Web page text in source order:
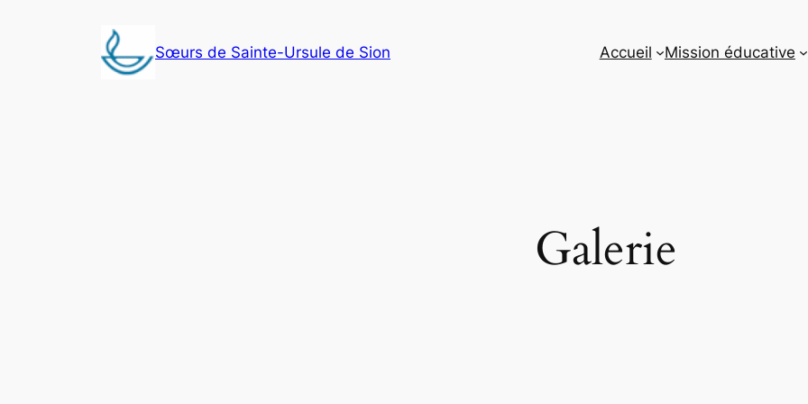
Sœurs de Sainte-Ursule de Sion Accueil Mission éducative
Galerie